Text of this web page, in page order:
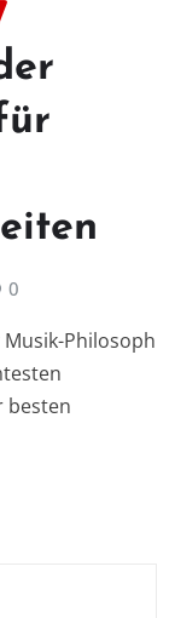
0
Philosoph
besten